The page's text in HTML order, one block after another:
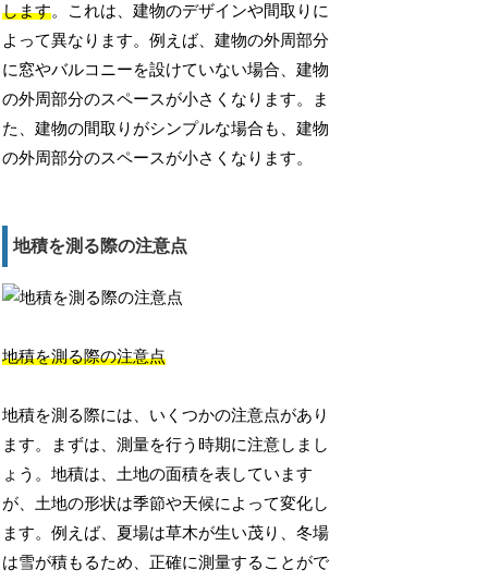
します。これは、建物のデザインや間取りに
よって異なります。例えば、建物の外周部分
に窓やバルコニーを設けていない場合、建物
の外周部分のスペースが小さくなります。ま
た、建物の間取りがシンプルな場合も、建物
の外周部分のスペースが小さくなります。
地積を測る際の注意点
地積を測る際の注意点
地積を測る際には、いくつかの注意点があり
ます。まずは、測量を行う時期に注意しまし
ょう。地積は、土地の面積を表しています
が、土地の形状は季節や天候によって変化し
ます。例えば、夏場は草木が生い茂り、冬場
は雪が積もるため、正確に測量することがで